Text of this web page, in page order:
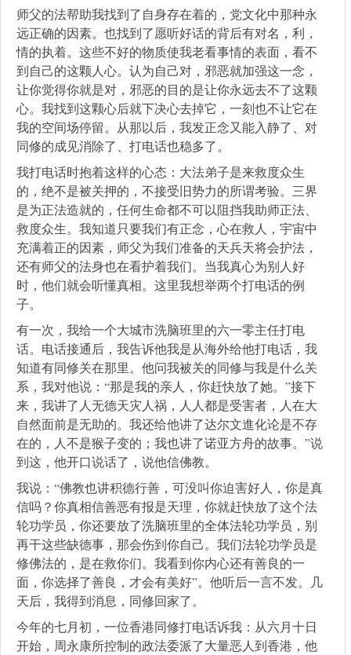
师父的法帮助我找到了自身存在着的，党文化中那种永
远正确的因素。也找到了愿听好话的背后有对名，利，
情的执着。这些不好的物质使我老看事情的表面，看不
到自己的这颗人心。认为自己对，邪恶就加强这一念，
让你觉得你就是对，邪恶的目的是让你永远去不了这颗
心。我找到这颗心后就下决心去掉它，一刻也不让它在
我的空间场停留。从那以后，我发正念又能入静了、对
同修的成见消除了、打电话也稳多了。
我打电话时抱着这样的心态：大法弟子是来救度众生
的，绝不是被关押的，不接受旧势力的所谓考验。三界
是为正法造就的，任何生命都不可以阻挡我助师正法、
救度众生。我知道只要我们有正念，心在救人，宇宙中
充满着正的因素，师父为我们准备的天兵天将会护法，
还有师父的法身也在看护着我们。当我真心为别人好
时，他们就会听懂真相。这里我想举两个打电话的例
子。
有一次，我给一个大城市洗脑班里的六一零主任打电
话。电话接通后，我告诉他我是从海外给他打电话，我
知道有同修关在那里。他问我被关的同修与我是什么关
系，我对他说：“那是我的亲人，你赶快放了她。”接下
来，我讲了人无德天灾人祸，人人都是受害者，人在大
自然面前是无助的。我还给他讲了达尔文進化论是不存
在的，人不是猴子变的；我也讲了诺亚方舟的故事。”说
到这，他开口说话了，说他信佛教。
我说：“佛教也讲积德行善，可没叫你迫害好人，你是真
信吗？你真相信善恶有报是天理，你就赶快放了这个法
轮功学员，你还要放了洗脑班里的全体法轮功学员，别
再干这些缺德事，那会伤到你自己。我们法轮功学员是
修佛法的，是在救你们。我看到你内心还有善良的一
面，你选择了善良，才会有美好”。他听后一言不发。几
天后，我得到消息，同修回家了。
今年的七月初，一位香港同修打电话诉我：从六月十日
开始，周永康所控制的政法委派了大量恶人到香港，他